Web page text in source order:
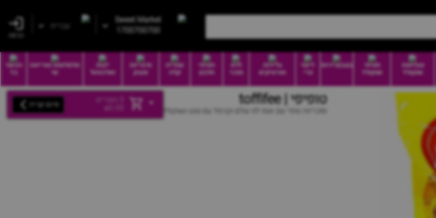
עברית
Sweet Market
1700700700
טבלאות
שוקולד
חטיפי
שוקולד
בונבוניירות
דיוטי
פרי
גלידות
וארטיקים
ללא
סוכר
חטיפי
חלבון
שתייה
קלה
סיגריות
וטבק
יינות
ואלכוהול
סלסלאות ואריזות
שי
הכשר
בד
טופיפי | toffifee
סוכריות טופי עם אגוז לוז שלם וקרמל עם נוגט ושוקולד מריר
מוצרים
₪ סיום קנייה